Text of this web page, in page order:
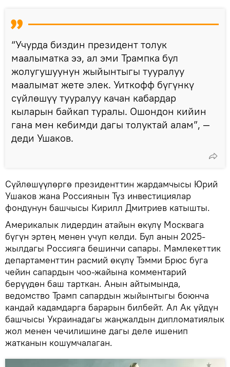
“Учурда биздин президент толук
маалыматка ээ, ал эми Трампка бул
жолугушуунун жыйынтыгы тууралуу
маалымат жете элек. Уиткофф бүгүнкү
сүйлөшүү тууралуу качан кабардар
кыларын байкап туралы. Ошондон кийин
гана мен кебимди дагы толуктай алам”, —
деди Ушаков.
Сүйлөшүүлөргө президенттин жардамчысы Юрий
Ушаков жана Россиянын Түз инвестициялар
фондунун башчысы Кирилл Дмитриев катышты.
Америкалык лидердин атайын өкүлү Москвага
бүгүн эртең менен учуп келди. Бул анын 2025-
жылдагы Россияга бешинчи сапары. Мамлекеттик
департаменттин расмий өкүлү Тэмми Брюс буга
чейин сапардын чоо-жайына комментарий
берүүдөн баш тарткан. Анын айтымында,
ведомство Трамп сапардын жыйынтыгы боюнча
кандай кадамдарга барарын билбейт. Ал Ак үйдүн
башчысы Украинадагы жаңжалдын дипломатиялык
жол менен чечилишине дагы деле ишенип
жатканын кошумчалаган.